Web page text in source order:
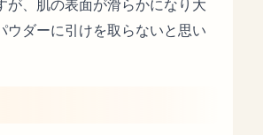
が、肌の表面が滑らかになり大
ウダーに引けを取らないと思い